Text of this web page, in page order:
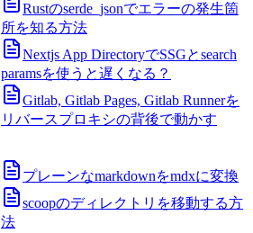
Rustのserde_jsonでエラーの発生箇
所を知る方法
Nextjs App DirectoryでSSGとsearch
paramsを使うと遅くなる？
Gitlab, Gitlab Pages, Gitlab Runnerを
リバースプロキシの背後で動かす
プレーンなmarkdownをmdxに変換
scoopのディレクトリを移動する方
法